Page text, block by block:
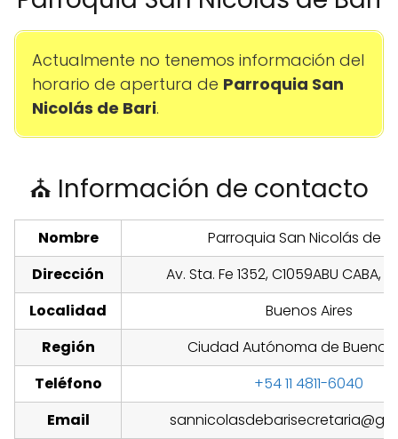
Actualmente no tenemos información del
horario de apertura de Parroquia San
Nicolás de Bari.
⛪ Información de contacto
Nombre
Parroquia San Nicolás de
Dirección
Av. Sta. Fe 1352, C1059ABU CABA,
Localidad
Buenos Aires
Región
Ciudad Autónoma de Buenos
Teléfono
+54 11 4811-6040
Email